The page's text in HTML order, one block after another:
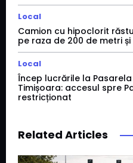
Local
Camion cu hipoclorit
pe raza de 200 de metri și
Local
Încep lucrările la
Timișoara: accesul spre
restricționat
Related Articles